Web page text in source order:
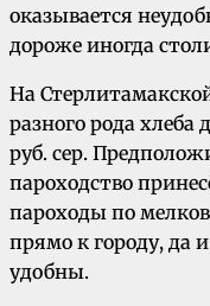
оказывается
дороже иногда
На
разного рода хлеба
руб. сер.
пароходство
пароходы по
прямо к городу, да
удобны.